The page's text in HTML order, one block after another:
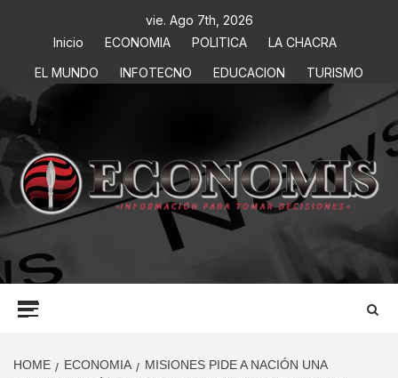
vie. Ago 7th, 2026
Inicio
ECONOMIA POLITICA
LA CHACRA
EL MUNDO
INFOTECNO EDUCACION TURISMO
ECONOMIS
INFORMACIÓN PARA TOMAR DECISIONES
HOME ECONOMIA
MISIONES PIDE A NACIÓN UNA